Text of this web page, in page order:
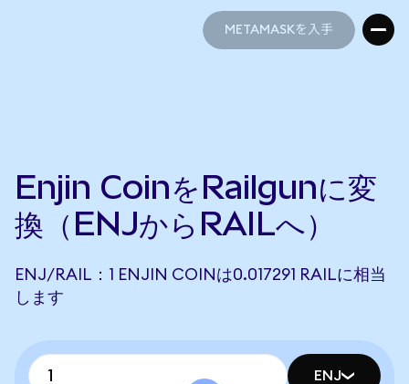
METAMASKを入手
Enjin CoinをRailgunに変
換（ENJからRAILへ）
ENJ/RAIL：1 ENJIN COINは0.017291 RAILに相当
します
ENJ